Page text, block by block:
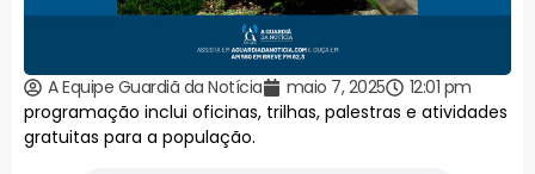
A Equipe Guardiã da Notícia maio 7, 2025
12:01 pm
programação inclui oficinas, trilhas, palestras e atividades
gratuitas para a população.